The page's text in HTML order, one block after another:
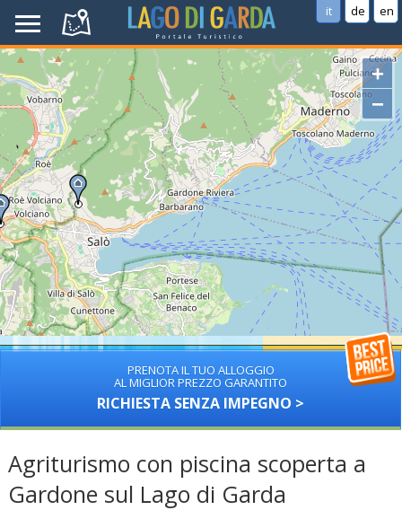
it de en
+
−
PRENOTA IL TUO ALLOGGIO
AL MIGLIOR PREZZO GARANTITO
RICHIESTA SENZA IMPEGNO >
Agriturismo con piscina scoperta a
Gardone sul Lago di Garda